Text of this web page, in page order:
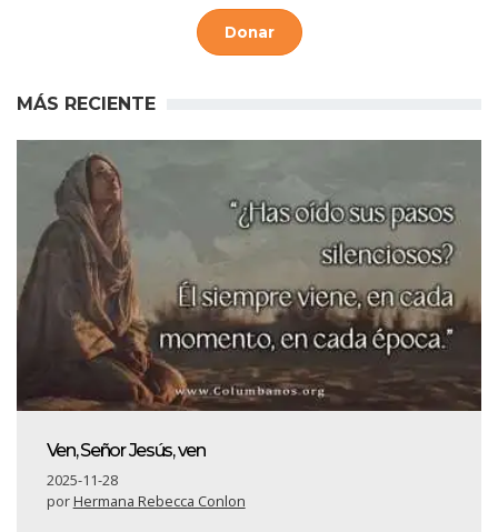
Donar
MÁS RECIENTE
Ven, Señor Jesús, ven
2025-11-28
porHermana Rebecca Conlon